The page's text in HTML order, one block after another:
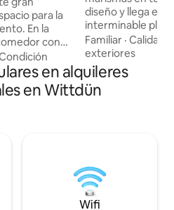
para la
En la
con
lectura, baño
cocina grande
cama doble
el exterior:
bañera
y
diseño y llega en
interminable
Ording o a la animada
Holi Huus son
para descansos
el clima y la
frentes de
Familiar ·Calidad-
exteriores
en alquileres
en Wittdün
Wifi